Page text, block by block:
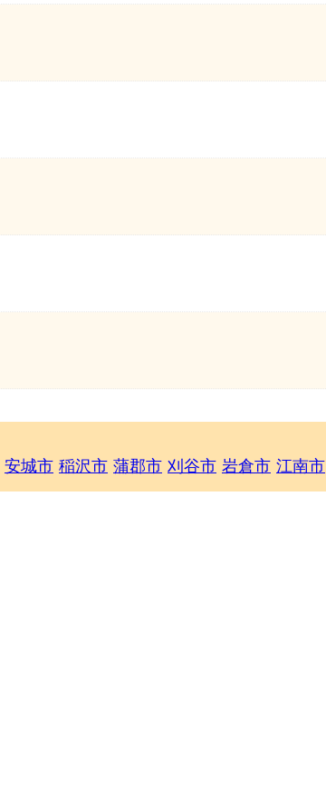
安城市 稲沢市 蒲郡市 刈谷市 岩倉市 江南市